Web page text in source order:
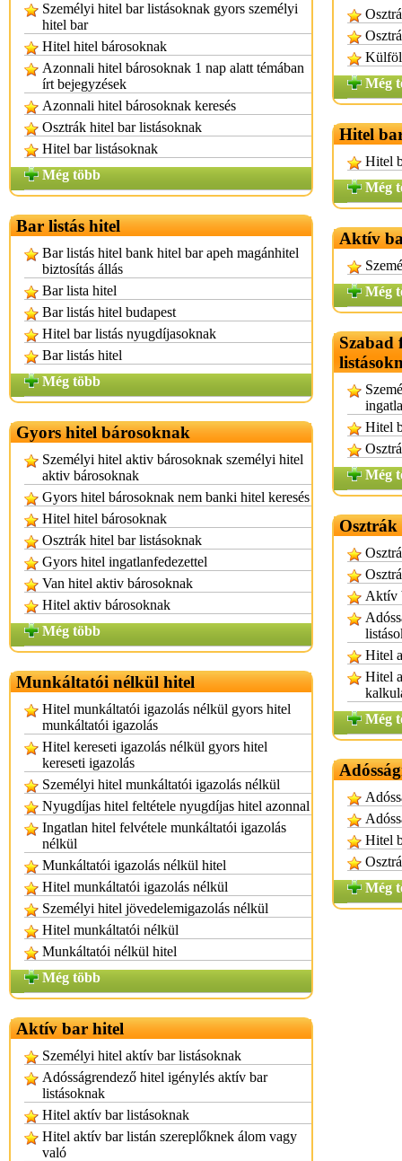
Személyi hitel bar listásoknak gyors személyi
hitel bar
Hitel hitel bárosoknak
Azonnali hitel bárosoknak 1 nap alatt témában
írt bejegyzések
Azonnali hitel bárosoknak keresés
Osztrák hitel bar listásoknak
Hitel bar listásoknak
Még több
Bar listás hitel
Bar listás hitel bank hitel bar apeh magánhitel
biztosítás állás
Bar lista hitel
Bar listás hitel budapest
Hitel bar listás nyugdíjasoknak
Bar listás hitel
Még több
Gyors hitel bárosoknak
Személyi hitel aktiv bárosoknak személyi hitel
aktiv bárosoknak
Gyors hitel bárosoknak nem banki hitel keresés
Hitel hitel bárosoknak
Osztrák hitel bar listásoknak
Gyors hitel ingatlanfedezettel
Van hitel aktiv bárosoknak
Hitel aktiv bárosoknak
Még több
Munkáltatói nélkül hitel
Hitel munkáltatói igazolás nélkül gyors hitel
munkáltatói igazolás
Hitel kereseti igazolás nélkül gyors hitel
kereseti igazolás
Személyi hitel munkáltatói igazolás nélkül
Nyugdíjas hitel feltétele nyugdíjas hitel azonnal
Ingatlan hitel felvétele munkáltatói igazolás
nélkül
Munkáltatói igazolás nélkül hitel
Hitel munkáltatói igazolás nélkül
Személyi hitel jövedelemigazolás nélkül
Hitel munkáltatói nélkül
Munkáltatói nélkül hitel
Még több
Aktív bar hitel
Személyi hitel aktív bar listásoknak
Adósságrendező hitel igénylés aktív bar
listásoknak
Hitel aktív bar listásoknak
Hitel aktív bar listán szereplőknek álom vagy
való
Még
Hitel
Hitel
Még
Aktív
Még
Szabad
Hitel
Még
Aktív
Hitel
Hitel
Még
Hitel
Még